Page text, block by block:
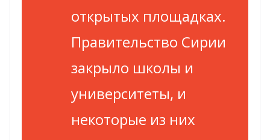
открытых площадках.
Правительство Сирии
закрыло школы и
университеты, и
некоторые из них